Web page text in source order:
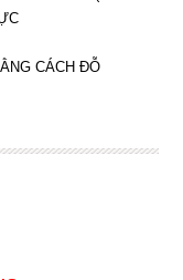
CÁCH ĐỖ